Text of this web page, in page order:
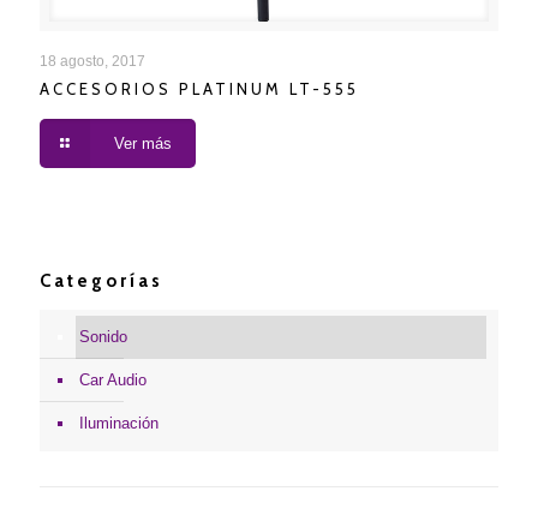
ACCESORIOS PLATINUM LT-555
18 agosto, 2017
ACCESORIOS PLATINUM LT-555
Ver más
Categorías
Sonido
Car Audio
Iluminación